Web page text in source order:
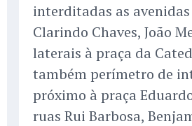
interditadas as
Clarindo Chaves, João
laterais à praça da
também perímetro de
próximo à praça
ruas Rui Barbosa,